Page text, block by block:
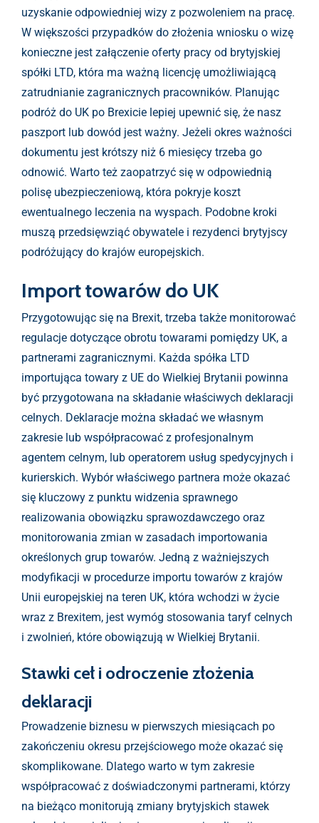
uzyskanie odpowiedniej wizy z pozwoleniem na pracę.
W większości przypadków do złożenia wniosku o wizę
konieczne jest załączenie oferty pracy od brytyjskiej
spółki LTD, która ma ważną licencję umożliwiającą
zatrudnianie zagranicznych pracowników. Planując
podróż do UK po Brexicie lepiej upewnić się, że nasz
paszport lub dowód jest ważny. Jeżeli okres ważności
dokumentu jest krótszy niż 6 miesięcy trzeba go
odnowić. Warto też zaopatrzyć się w odpowiednią
polisę ubezpieczeniową, która pokryje koszt
ewentualnego leczenia na wyspach. Podobne kroki
muszą przedsięwziąć obywatele i rezydenci brytyjscy
podróżujący do krajów europejskich.
Import towarów do UK
Przygotowując się na Brexit, trzeba także monitorować
regulacje dotyczące obrotu towarami pomiędzy UK, a
partnerami zagranicznymi. Każda spółka LTD
importująca towary z UE do Wielkiej Brytanii powinna
być przygotowana na składanie właściwych deklaracji
celnych. Deklaracje można składać we własnym
zakresie lub współpracować z profesjonalnym
agentem celnym, lub operatorem usług spedycyjnych i
kurierskich. Wybór właściwego partnera może okazać
się kluczowy z punktu widzenia sprawnego
realizowania obowiązku sprawozdawczego oraz
monitorowania zmian w zasadach importowania
określonych grup towarów. Jedną z ważniejszych
modyfikacji w procedurze importu towarów z krajów
Unii europejskiej na teren UK, która wchodzi w życie
wraz z Brexitem, jest wymóg stosowania taryf celnych
i zwolnień, które obowiązują w Wielkiej Brytanii.
Stawki ceł i odroczenie złożenia
deklaracji
Prowadzenie biznesu w pierwszych miesiącach po
zakończeniu okresu przejściowego może okazać się
skomplikowane. Dlatego warto w tym zakresie
współpracować z doświadczonymi partnerami, którzy
na bieżąco monitorują zmiany brytyjskich stawek